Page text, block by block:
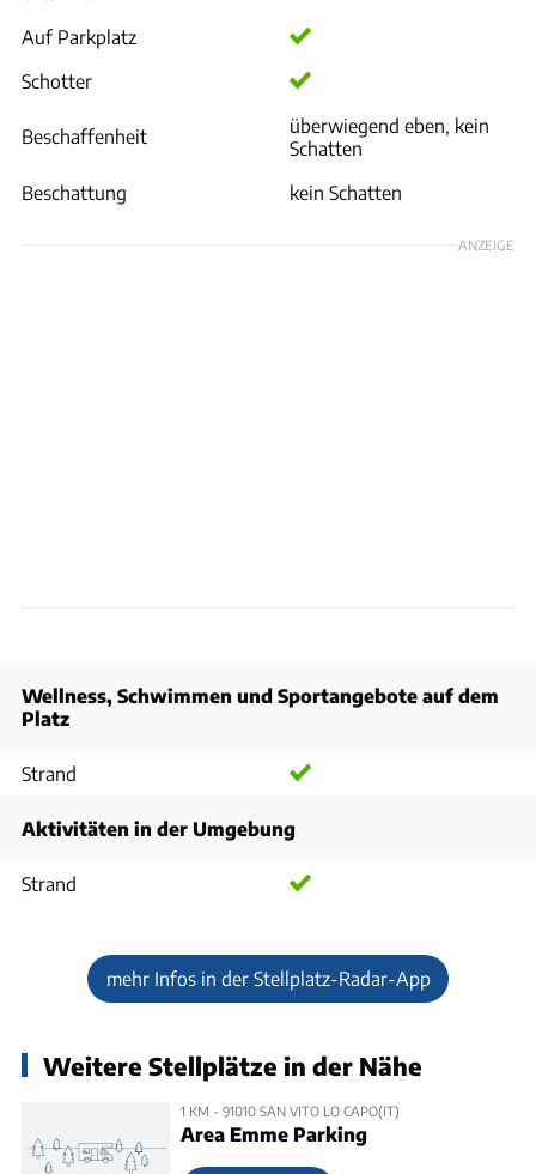
Auf Parkplatz
Schotter
Beschaffenheit
überwiegend eben, kein
Schatten
Beschattung
kein Schatten
ANZEIGE
Wellness, Schwimmen und Sportangebote auf dem
Platz
Strand
Aktivitäten in der Umgebung
Strand
mehr Infos in der Stellplatz-Radar-App
Weitere Stellplätze in der Nähe
1 KM - 91010 SAN VITO LO CAPO(IT)
Area Emme Parking